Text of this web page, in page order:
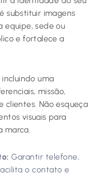
substituir imagens
equipe, sede ou
e fortalece a
uma
missão,
clientes. Não esqueça
visuais para
marca.
Garantir telefone,
o contato e